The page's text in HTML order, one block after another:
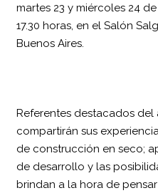
martes 23 y miércoles 24
17.30 horas, en el Salón
Buenos Aires.
Referentes destacados del
compartirán sus
de construcción en seco;
de desarrollo y las
brindan a la hora de